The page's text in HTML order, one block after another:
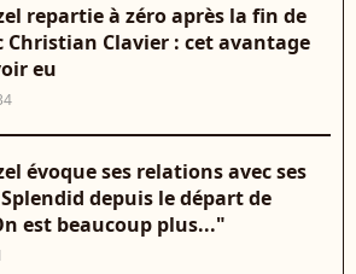
repartie à zéro après la fin de
Christian Clavier : cet avantage
eu
évoque ses relations avec ses
depuis le départ de
est beaucoup plus..."